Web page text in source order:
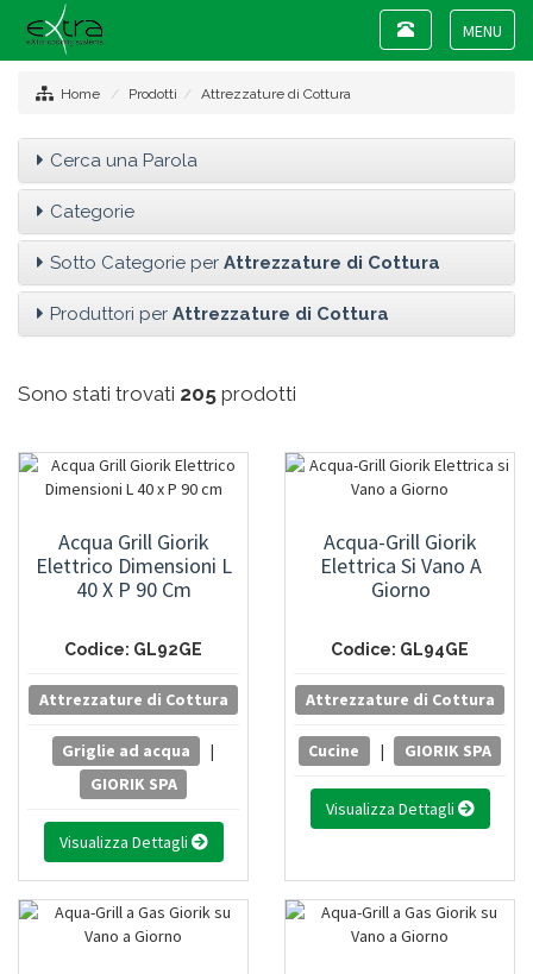
Toggle
Toggle
navigation
Home Prodotti Attrezzature di Cottura
Cerca una Parola
Categorie
Sotto Categorie per Attrezzature di Cottura
Produttori per Attrezzature di Cottura
Sono stati trovati 205 prodotti
Acqua Grill Giorik
Elettrico Dimensioni L
40 X P 90 Cm
Codice: GL92GE
Attrezzature di Cottura
Griglie ad acqua
|
GIORIK SPA
Visualizza Dettagli
Acqua-Grill Giorik
Elettrica Si Vano A
Giorno
Codice: GL94GE
Attrezzature di Cottura
Cucine | GIORIK SPA
Visualizza Dettagli